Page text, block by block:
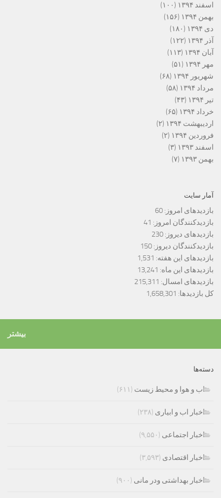
اسفند ۱۳۹۴
(۱۰۰)
بهمن ۱۳۹۴
(۱۵۶)
دی ۱۳۹۴
(۱۸۰)
آذر ۱۳۹۴
(۱۲۲)
آبان ۱۳۹۴
(۱۱۳)
مهر ۱۳۹۴
(۵۱)
شهریور ۱۳۹۴
(۶۸)
مرداد ۱۳۹۴
(۵۸)
تیر ۱۳۹۴
(۴۳)
خرداد ۱۳۹۴
(۶۵)
اردیبهشت ۱۳۹۴
(۲)
فروردین ۱۳۹۴
(۲)
اسفند ۱۳۹۳
(۳)
بهمن ۱۳۹۳
(۷)
آمار سایت
بازدیدهای امروز: 60
بازدیدکنندگان امروز: 41
بازدیدهای دیروز: 230
بازدیدکنندگان دیروز: 150
بازدیدهای این هفته: 1,531
بازدیدهای این ماه: 13,241
بازدیدهای امسال: 215,311
کل بازدیدها: 1,658,301
بیشتر
دسته‌ها
اب و هوا و محیط زیست (۶۱۱)
اخبار اب و ابیاری (۲۳۸)
اخبار اجتماعی (۹,۵۵۰)
اخبار اقتصادی (۳,۵۹۳)
اخبار بهداشتی ودر مانی (۹۰۰)